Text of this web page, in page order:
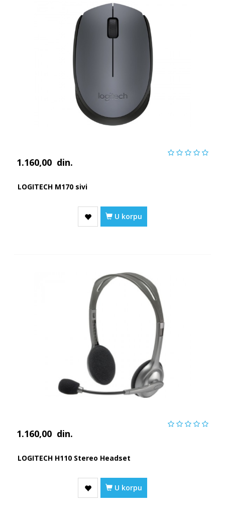
1.160,00 din.
LOGITECH M170 sivi
U korpu
1.160,00 din.
LOGITECH H110 Stereo Headset
U korpu